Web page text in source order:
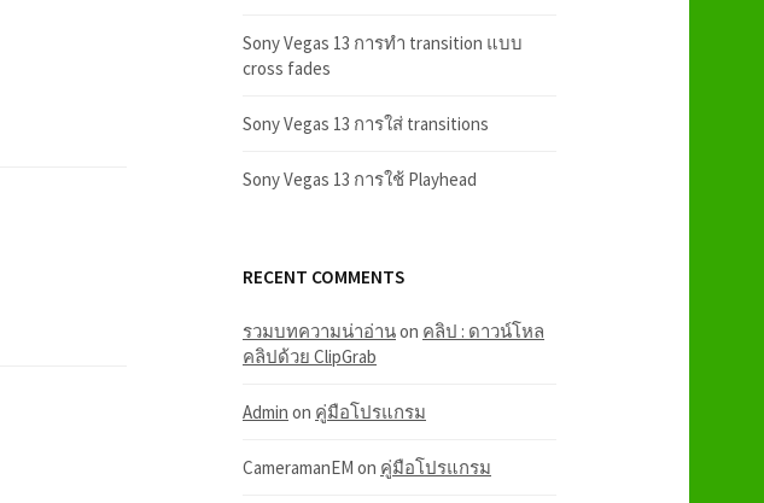
Sony Vegas 13 การทำ transition แบบ
cross fades
Sony Vegas 13 การใส่ transitions
Sony Vegas 13 การใช้ Playhead
RECENT COMMENTS
รวมบทความน่าอ่านon คลิป : ดาวน์โหล
คลิปด้วย ClipGrab
Admin on คู่มือโปรแกรม
CameramanEM on คู่มือโปรแกรม